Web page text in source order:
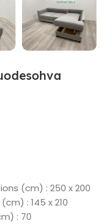
(cm) : 250 x 200
: 145 x 210
: 70